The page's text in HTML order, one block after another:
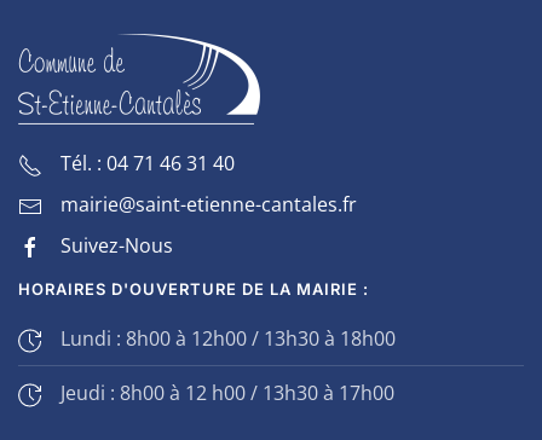
Tél. : 04 71 46 31 40
mairie@saint-etienne-cantales.fr
Suivez-Nous
HORAIRES D'OUVERTURE DE LA MAIRIE :
Lundi : 8h00 à 12h00 / 13h30 à 18h00
Jeudi : 8h00 à 12 h00 / 13h30 à 17h00